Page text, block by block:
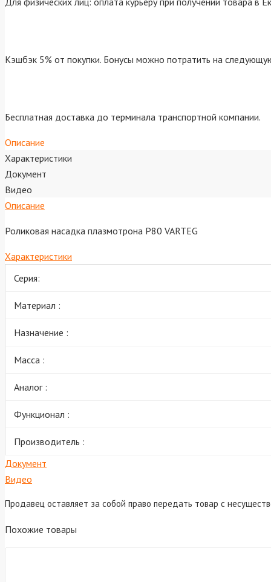
Кэшбэк 5% от покупки. Бонусы можно потратить на
Бесплатная доставка до терминала транспортной компании.
Описание
Характеристики
Документ
Видео
Описание
Роликовая насадка плазмотрона Р80 VARTEG
Характеристики
Серия:
Материал :
Назначение :
Масса :
Аналог :
Функционал :
Производитель :
Документ
Видео
Продавец оставляет за собой право передать товар с
Похожие товары